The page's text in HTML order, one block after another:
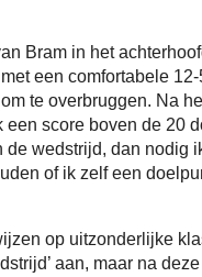
Bram in het
een comfortabele
te overbruggen. Na
een score boven de 20
de wedstrijd, dan nodig
of ik zelf een
op uitzonderlijke
aan, maar na